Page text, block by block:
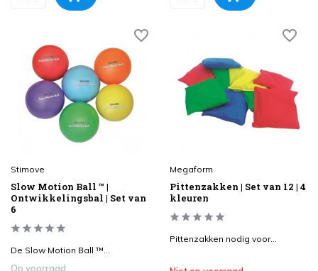
Stimove
Slow Motion Ball ™ |
Ontwikkelingsbal | Set van
6
De Slow Motion Ball ™...
Op voorraad
Megaform
Pittenzakken | Set van 12 | 4
kleuren
Pittenzakken nodig voor...